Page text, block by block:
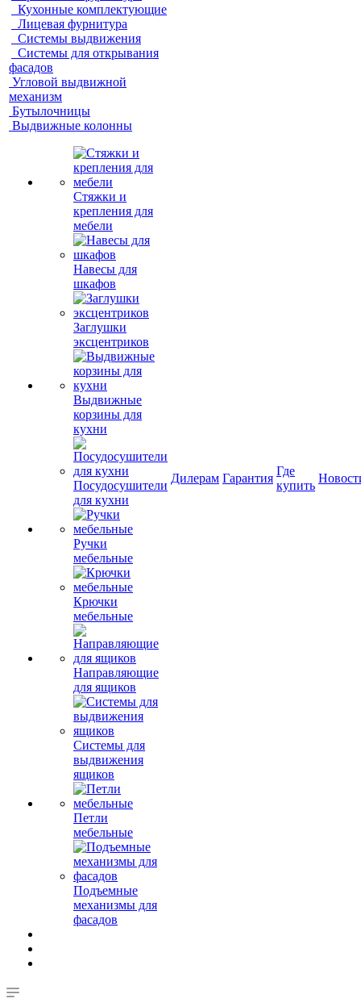
Кухонные комплектующие
Лицевая фурнитура
Системы выдвижения
Системы для открывания
фасадов
Угловой выдвижной
механизм
Бутылочницы
Выдвижные колонны
Стяжки и
крепления для
мебели
Навесы для
шкафов
Заглушки
эксцентриков
Выдвижные
корзины для
кухни
Посудосушители
для кухни
Ручки
мебельные
Крючки
мебельные
Направляющие
для ящиков
Системы для
выдвижения
ящиков
Петли
мебельные
Подъемные
механизмы для
фасадов
Дилерам Гарантия
Где
купить